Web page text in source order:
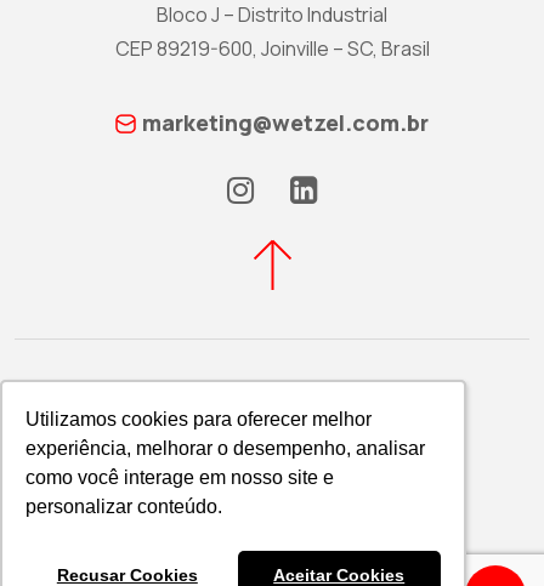
Utilizamos cookies para oferecer melhor
experiência, melhorar o desempenho, analisar
como você interage em nosso site e
personalizar conteúdo.
Recusar Cookies Aceitar Cookies
Utilizamos cookies para oferecer melhor
experiência, melhorar o desempenho, analisar
como você interage em nosso site e
personalizar conteúdo.
Recusar Cookies Aceitar Cookies
Bloco J – Distrito Industrial
CEP 89219-600, Joinville – SC, Brasil
marketing@wetzel.com.br
Política de Privacidade
WETZEL S/A © 2026